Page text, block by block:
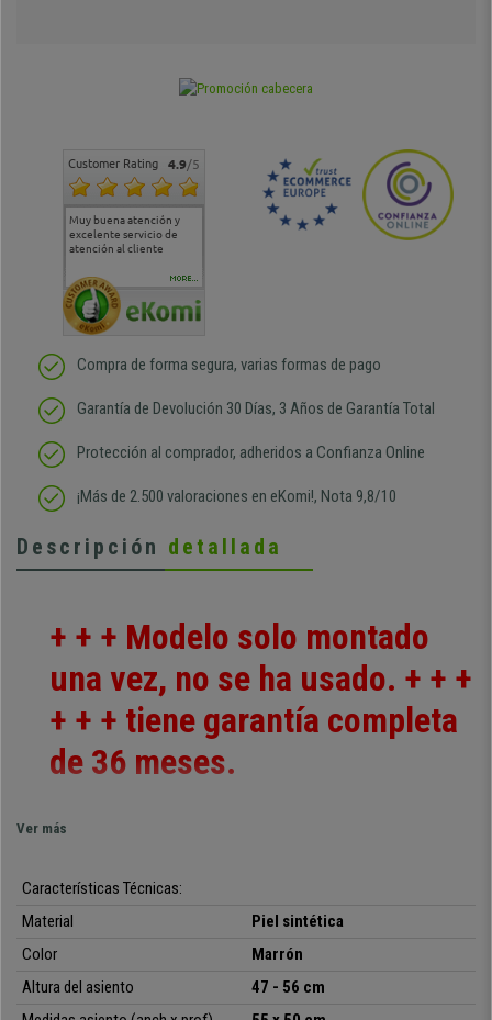
Customer Rating 4.9/5
Muy buena atención y
excelente servicio de
atención al cliente
Muy buena atención de
cara al asesoramiento
Si estoy contento
MORE...
Compra de forma segura, varias formas de pago
Garantía de Devolución 30 Días, 3 Años de Garantía Total
Protección al comprador, adheridos a Confianza Online
¡Más de 2.500 valoraciones en eKomi!, Nota 9,8/10
Descripción detallada
+ + + Modelo solo montado
una vez, no se ha usado. + + +
+ + + tiene garantía completa
de 36 meses.
superior. Suelegante diseño
cualquier estancia donde decidas colocarlo y los
Ver más
Características Técnicas:
Material
Piel sintética
Color
Marrón
Altura del asiento
47 - 56 cm